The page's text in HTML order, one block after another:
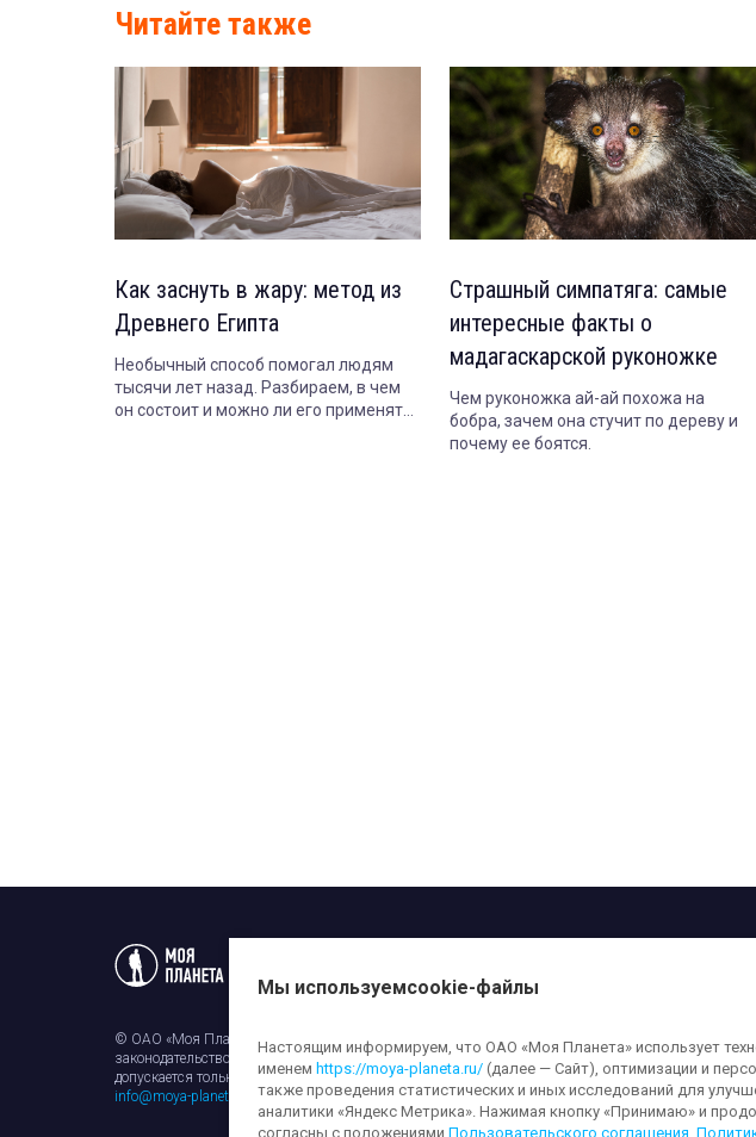
Читайте также
Как заснуть в жару: метод из
Древнего Египта
Необычный способ помогал людям
тысячи лет назад. Разбираем, в чем
он состоит и можно ли его применять
Страшный симпатяга: самые
интересные факты о
мадагаскарской руконожке
Чем руконожка ай-ай похожа на
бобра, зачем она стучит по дереву и
почему ее боятся.
© ОАО «Моя Планета». Все права на любые материалы, опубликованные на сайте, защищены в
законодательством об авторском праве и смежных правах. Использование любых аудио-, фото-
допускается только с разрешения правообладателя и ссылкой на сайтmoya-planeta.ru. Адрес для
info@moya-planeta.ru
Мы используемcookie-файлы
Настоящим информируем, что ОАО «Моя Планета» использует
именем https://moya-planeta.ru/ (далее — Сайт), оптимизации и
также проведения статистических и иных исследований для
аналитики «Яндекс Метрика». Нажимая кнопку «Принимаю» и
согласны с положениями Пользовательского соглашения